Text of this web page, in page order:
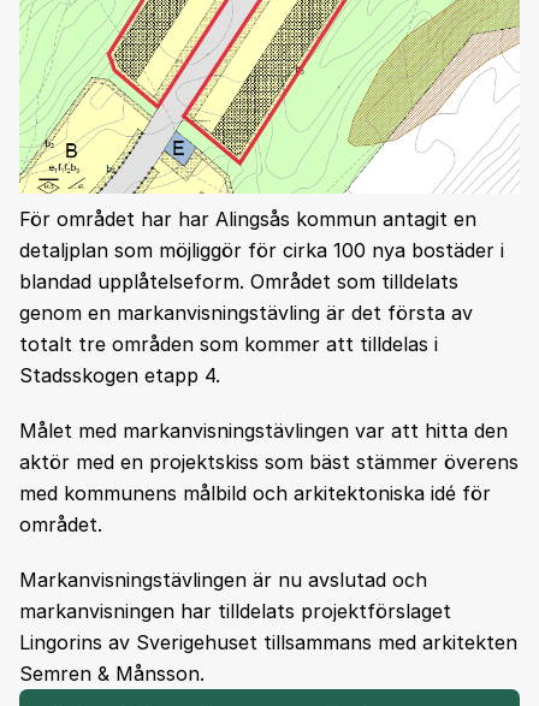
För området har har Alingsås kommun antagit en
detaljplan som möjliggör för cirka 100 nya bostäder i
blandad upplåtelseform. Området som tilldelats
genom en markanvisningstävling är det första av
totalt tre områden som kommer att tilldelas i
Stadsskogen etapp 4.
Målet med markanvisningstävlingen var att hitta den
aktör med en projektskiss som bäst stämmer överens
med kommunens målbild och arkitektoniska idé för
området.
Markanvisningstävlingen är nu avslutad och
markanvisningen har tilldelats projektförslaget
Lingorins av Sverigehuset tillsammans med arkitekten
Semren & Månsson.